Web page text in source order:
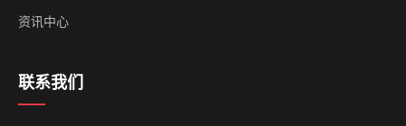
资讯中心
联系我们